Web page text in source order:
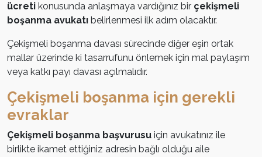
ücreti konusunda anlaşmaya vardığınız bir çekişmeli
boşanma avukatı belirlenmesi ilk adım olacaktır.
Çekişmeli boşanma davası sürecinde diğer eşin ortak
mallar üzerinde ki tasarrufunu önlemek için mal paylaşım
veya katkı payı davası açılmalıdır.
Çekişmeli boşanma için gerekli
evraklar
Çekişmeli boşanma başvurusu için avukatınız ile
birlikte ikamet ettiğiniz adresin bağlı olduğu aile